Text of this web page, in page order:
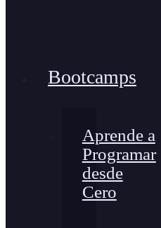
Bootcamps
Aprende a
Programar
desde
Cero